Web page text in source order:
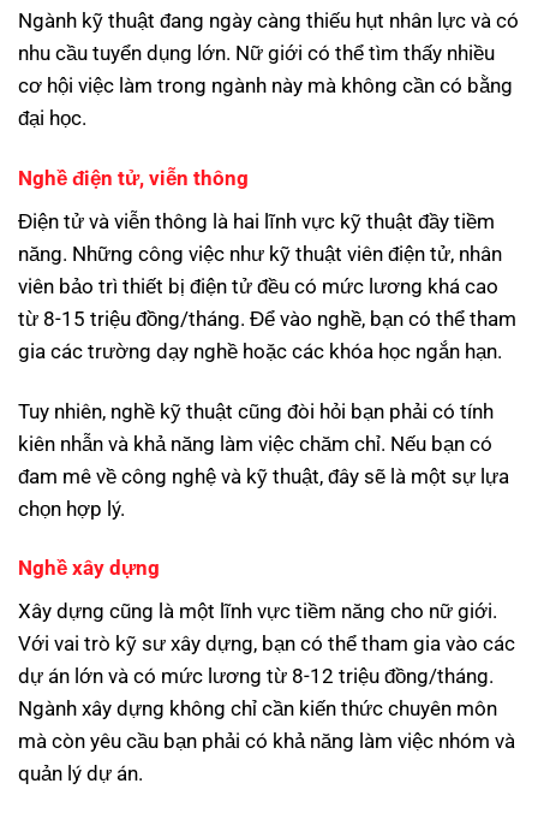
Ngành kỹ thuật đang ngày càng thiếu hụt nhân lực và có
nhu cầu tuyển dụng lớn. Nữ giới có thể tìm thấy nhiều
cơ hội việc làm trong ngành này mà không cần có bằng
đại học.
Nghề điện tử, viễn thông
Điện tử và viễn thông là hai lĩnh vực kỹ thuật đầy tiềm
năng. Những công việc như kỹ thuật viên điện tử, nhân
viên bảo trì thiết bị điện tử đều có mức lương khá cao
từ 8-15 triệu đồng/tháng. Để vào nghề, bạn có thể tham
gia các trường dạy nghề hoặc các khóa học ngắn hạn.
Tuy nhiên, nghề kỹ thuật cũng đòi hỏi bạn phải có tính
kiên nhẫn và khả năng làm việc chăm chỉ. Nếu bạn có
đam mê về công nghệ và kỹ thuật, đây sẽ là một sự lựa
chọn hợp lý.
Nghề xây dựng
Xây dựng cũng là một lĩnh vực tiềm năng cho nữ giới.
Với vai trò kỹ sư xây dựng, bạn có thể tham gia vào các
dự án lớn và có mức lương từ 8-12 triệu đồng/tháng.
Ngành xây dựng không chỉ cần kiến thức chuyên môn
mà còn yêu cầu bạn phải có khả năng làm việc nhóm và
quản lý dự án.